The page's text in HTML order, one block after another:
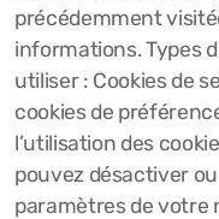
précédemment
informations. Types
utiliser : Cookies de
cookies de
l’utilisation des
pouvez désactiver
paramètres de votre